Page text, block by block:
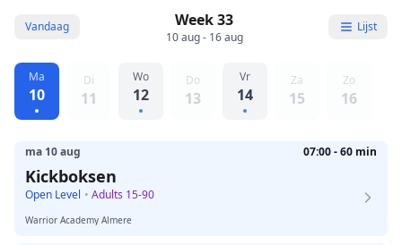
Vandaag Week 33
10 aug - 16 aug
Lijst
Ma
10
Di
11
Wo
12
Do
13
Vr
14
Za
15
Zo
16
ma 10 aug 07:00 - 60 min
Kickboksen
Open Level • Adults 15-90
Warrior Academy Almere